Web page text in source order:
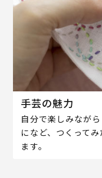
手芸の魅力
自分で楽しみなが
になど、つくって
ます。